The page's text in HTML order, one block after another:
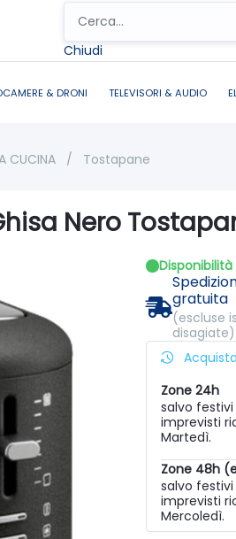
Chiudi
& DRONI TELEVISORI & AUDIO
CUCINA / Tostapane
Nero
gratuita
(escluse
disagiate)
Zone 24h
salvo
imprevisti
Martedì.
Zone 48h
salvo
imprevisti
Mercoledì.